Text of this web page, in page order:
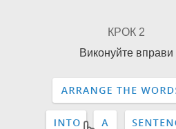
КРОК 2
Виконуйте вправи